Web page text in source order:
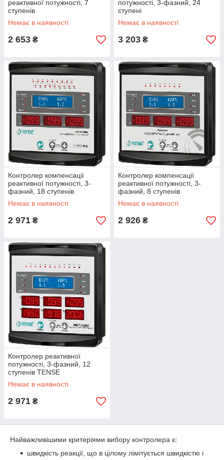
реактивної потужності, 7
ступенів
Немає в наявності
2 653 ₴
потужності, 3-фазний, 24
ступені
Немає в наявності
3 203 ₴
Контролер компенсації
реактивної потужності, 3-
фазний, 18 ступенів
Немає в наявності
2 971 ₴
Контролер компенсації
реактивної потужності, 3-
фазний, 8 ступенів
Немає в наявності
2 926 ₴
Контролер реактивної
потужності, 3-фазний, 12
ступенів TENSE
Немає в наявності
2 971 ₴
Найважливішими критеріями вибору контролера є:
швидкість реакції, що в цілому лімітується швидкістю і